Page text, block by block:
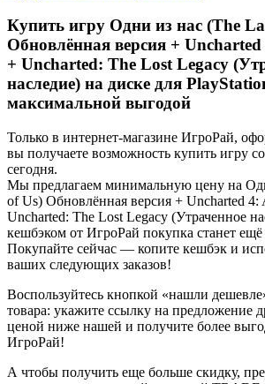
Купить игру Одни из нас (The
Обновлённая версия +
+ Uncharted: The Lost Legacy
наследие) на диске для
максимальной выгодой
Только в интернет-магазине ИгроРай,
вы получаете возможность купить игру
сегодня.
Мы предлагаем минимальную цену на
of Us) Обновлённая версия + Uncharted 4:
Uncharted: The Lost Legacy (Утраченное
кешбэком от ИгроРай покупка станет
Покупайте сейчас — копите кешбэк и
ваших следующих заказов!
Воспользуйтесь кнопкой «нашли
товара: укажите ссылку на предложение
ценой ниже нашей и получите более
ИгроРай!
А чтобы получить еще больше скидку,